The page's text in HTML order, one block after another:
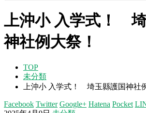
上沖小 入学式！
神社例大祭！
TOP
未分類
上沖小 入学式！ 埼玉縣護国神社
Facebook Twitter Google+ Hatena Pocket